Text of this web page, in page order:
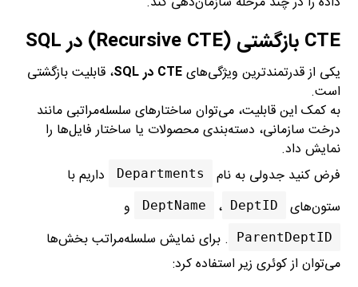
CTE بازگشتی (Recursive CTE) در SQL
یکی از قدرتمندترین ویژگی‌هایCTE در SQL
، قابلیت بازگشتی
است.
به کمک این قابلیت، می‌توان ساختارهای سلسله‌مراتبی مانند
درخت سازمانی، دسته‌بندی محصولات یا ساختار فایل‌ها را
نمایش داد.
فرض کنید جدولی به نام
Departments
داریم با
ستون‌های
DeptID ، DeptName و
ParentDeptID
. برای نمایش سلسله‌مراتب بخش‌ها
می‌توان از کوئری زیر استفاده کرد: